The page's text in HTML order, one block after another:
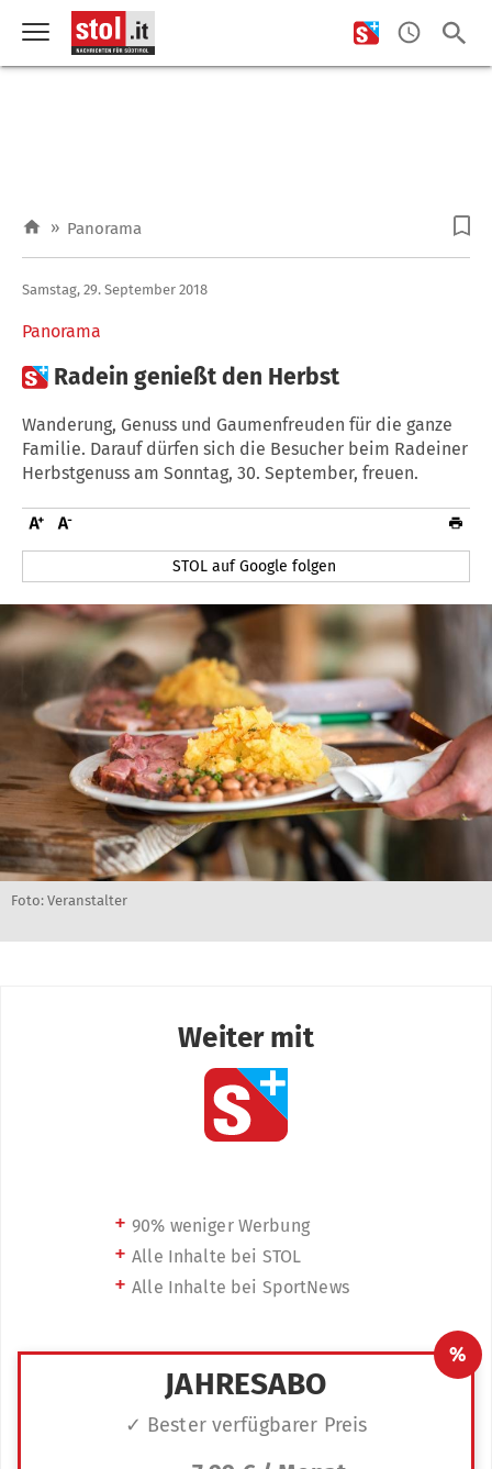
» Panorama
Panorama
Samstag, 29. September 2018
 Radein genießt den Herbst
Wanderung, Genuss und Gaumenfreuden für die ganze
Familie. Darauf dürfen sich die Besucher beim Radeiner
Herbstgenuss am Sonntag, 30. September, freuen.
STOL auf Google folgen
Foto: Veranstalter